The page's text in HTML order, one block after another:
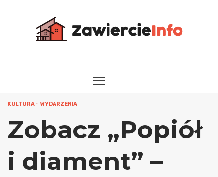
MENU
KULTURA WYDARZENIA
Zobacz „Popiół
i diament” –